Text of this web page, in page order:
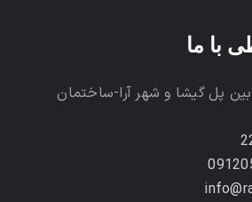
با ما
بین پل گیشا و شهر آرا-ساختمان